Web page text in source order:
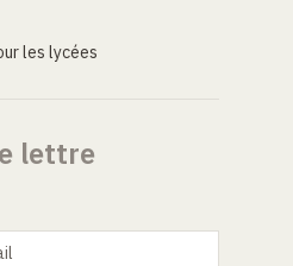
les lycées
lettre